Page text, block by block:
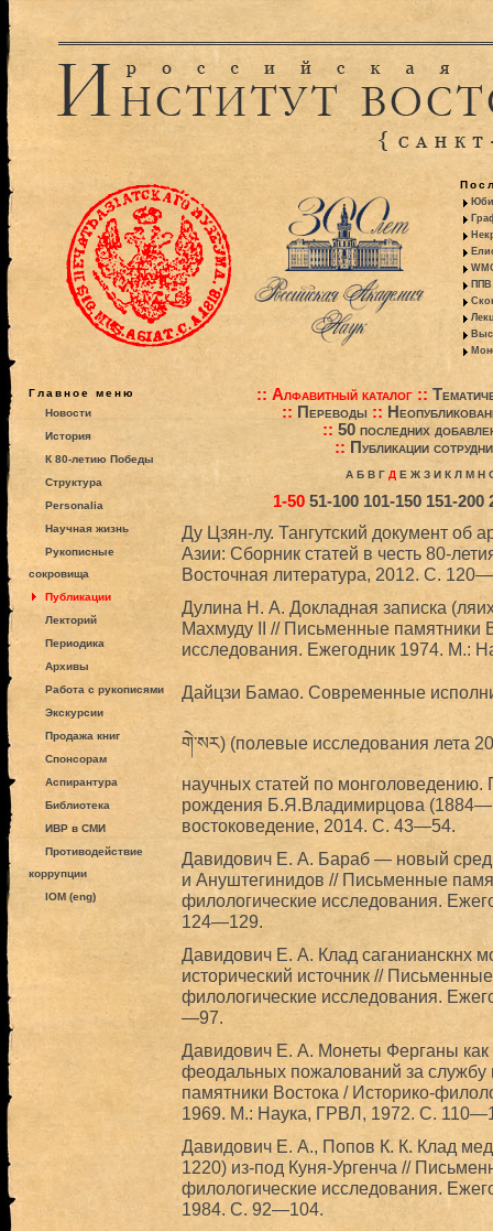
ППВ
Главное меню
Новости
История
К 80-летию Победы
Структура
Personalia
Научная жизнь
Рукописные
сокровища
Публикации
Лекторий
Периодика
Архивы
Работа с рукописями
Экскурсии
Продажа книг
Спонсорам
Аспирантура
Библиотека
ИВР в СМИ
Противодействие
коррупции
IOM (eng)
:: Алфавитный каталог ::
:: Переводы::
:: 50 последних
:: Публикации
А Б В Г Д Е Ж З И К Л М Н
1-50 51-100 101-150 151-200
Ду Цзян-лу. Тангутский документ об
Азии: Сборник статей в честь 80-
Восточная литература, 2012. С.
Дулина Н. А. Докладная записка
Махмуду II // Письменные памятники
исследования. Ежегодник 1974. М.:
Дaйцзи Бамао. Современные
གེ་སར) (полевые исследования лета
научных статей по
рождения Б.Я.Владимирцова
востоковедение, 2014. С. 43—54.
Давидович Е. А. Бараб — новый
и Ануштегинидов // Письменные
филологические исследования.
124—129.
Давидович Е. А. Клад саганианскнх
исторический источник //
филологические исследования.
—97.
Давидович Е. А. Монеты Ферганы как
феодальных пожалований за
памятники Востока / Историко-
1969. М.: Наука, ГРВЛ, 1972. С.
Давидович Е. А., Попов К. К. Клад
1220) из-под Куня-Ургенча //
филологические исследования.
1984. С. 92—104.